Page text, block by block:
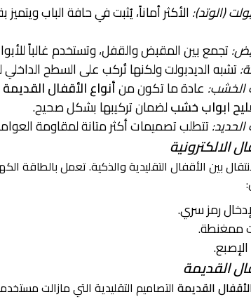
(الوتد):الأكثر أماناً، يُثبت في حافة الباب
تجمع بين المقبض والقفل، وتستخدم غالباً
تشبه الديدبولت ولكنها تُركب على السطح الداخلي
الخشب: عادة ما تكون منأنواع الأقفال القديمة
ابواب خشبلضمان تركيبها بشكل صحيح.
تتطلب تصميمات أكثر متانة لمقاومة
الالكترونية
بين الأقفال التقليدية والذكية. تعمل بالطاقة
رمز سري.
ممغنطة.
القديمة
القديمة التصاميم التقليدية التي مازالت